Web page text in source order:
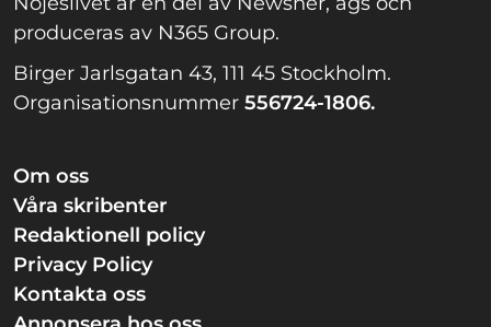
produceras av N365 Group.
Birger Jarlsgatan 43, 111 45 Stockholm.
Organisationsnummer 556724-1806.
Om oss
Våra skribenter
Redaktionell policy
Privacy Policy
Kontakta oss